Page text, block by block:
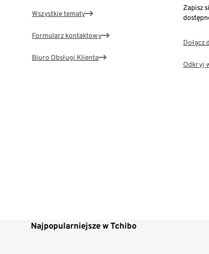
Wszystkie tematy
Formularz kontaktowy
Biuro Obsługi Klienta
Zapisz
Dołącz
Odkryj
Najpopularniejsze w Tchibo